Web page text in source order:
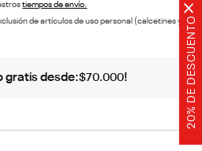
20% DE DESCUENTO
×
tiempos de envío.
de artículos de uso personal (calcetines y
gratis desde:$70.000!